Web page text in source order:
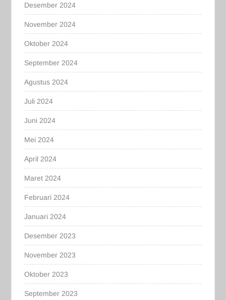
Desember 2024
November 2024
Oktober 2024
September 2024
Agustus 2024
Juli 2024
Juni 2024
Mei 2024
April 2024
Maret 2024
Februari 2024
Januari 2024
Desember 2023
November 2023
Oktober 2023
September 2023